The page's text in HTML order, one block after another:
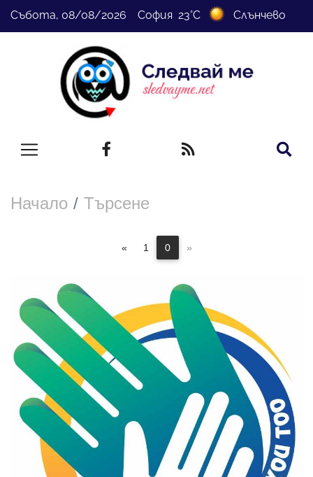
Събота, 08/08/2026 София 23°C Слънчево
Начало Търсене
« 1 0 »